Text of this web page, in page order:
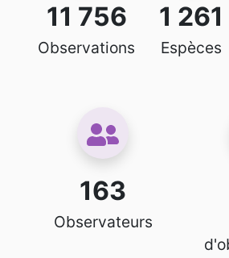
11 756
Observations
1 261
Espèces
163
Observateurs